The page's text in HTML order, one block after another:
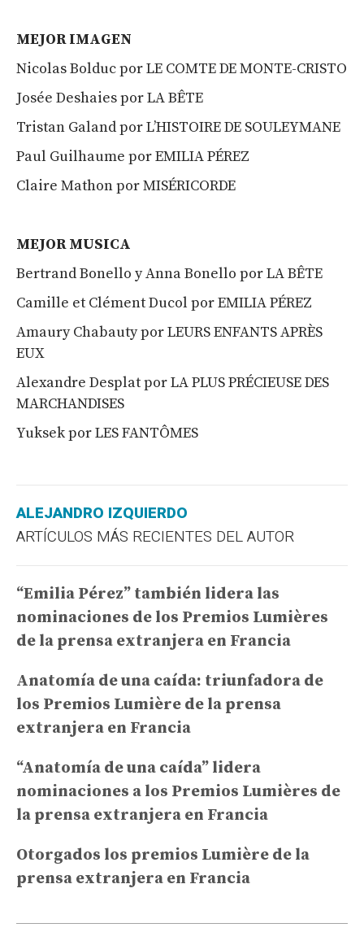
MEJOR IMAGEN
Nicolas Bolduc por LE COMTE DE MONTE-CRISTO
Josée Deshaies por LA BÊTE
Tristan Galand por L’HISTOIRE DE SOULEYMANE
Paul Guilhaume por EMILIA PÉREZ
Claire Mathon por MISÉRICORDE
MEJOR MUSICA
Bertrand Bonello y Anna Bonello por LA BÊTE
Camille et Clément Ducol por EMILIA PÉREZ
Amaury Chabauty por LEURS ENFANTS APRÈS
EUX
Alexandre Desplat por LA PLUS PRÉCIEUSE DES
MARCHANDISES
Yuksek por LES FANTÔMES
ALEJANDRO IZQUIERDO
ARTÍCULOS MÁS RECIENTES DEL AUTOR
“Emilia Pérez” también lidera las
nominaciones de los Premios Lumières
de la prensa extranjera en Francia
Anatomía de una caída: triunfadora de
los Premios Lumière de la prensa
extranjera en Francia
“Anatomía de una caída” lidera
nominaciones a los Premios Lumières de
la prensa extranjera en Francia
Otorgados los premios Lumière de la
prensa extranjera en Francia